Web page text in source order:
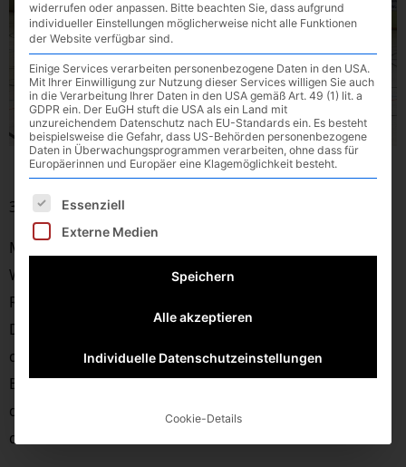
31:20 Niederlage im Inn-Salzach Derby
Mit einer deutlichen Niederlage mussten die
Waldkraiburger Handballer am Samstagabend die
Rückreise vom SVW Burghausen antreten.
Die Männer um Arthur Terre konnten dabei nicht aus
dem Vollen schöpfen und mussten sich den
Burghausern geschlagen geben. Ausschlaggebend für
die Niederlage war die schlechte Chancenverwertung
der VfL ´er.
widerrufen oder anpassen. Bitte beachten Sie, dass aufgrund
individueller Einstellungen möglicherweise nicht alle Funktionen
der Website verfügbar sind.
Einige Services verarbeiten personenbezogene Daten in den USA.
Mit Ihrer Einwilligung zur Nutzung dieser Services willigen Sie auch
in die Verarbeitung Ihrer Daten in den USA gemäß Art. 49 (1) lit. a
GDPR ein. Der EuGH stuft die USA als ein Land mit
unzureichendem Datenschutz nach EU-Standards ein. Es besteht
beispielsweise die Gefahr, dass US-Behörden personenbezogene
Daten in Überwachungsprogrammen verarbeiten, ohne dass für
Europäerinnen und Europäer eine Klagemöglichkeit besteht.
Es folgt eine Liste der Service-Gruppen, für die eine
Essenziell
Externe Medien
Speichern
Alle akzeptieren
Individuelle Datenschutzeinstellungen
Cookie-Details